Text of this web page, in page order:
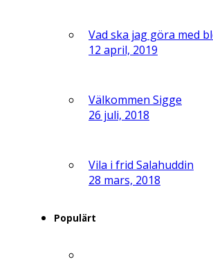
Vad ska jag göra med
12 april, 2019
Välkommen Sigge
26 juli, 2018
Vila i frid Salahuddin
28 mars, 2018
Populärt